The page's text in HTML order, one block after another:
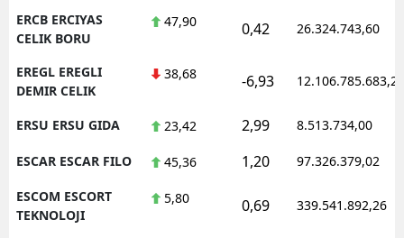
ERCB ERCIYAS
CELIK BORU
47,90 0,42 26.324.743,60
EREGL EREGLI
DEMIR CELIK
38,68 -6,93 12.106.785.683,20
ERSU ERSU GIDA 23,42 2,99 8.513.734,00
ESCAR ESCAR FILO 45,36 1,20 97.326.379,02
ESCOM ESCORT
TEKNOLOJI
5,80 0,69 339.541.892,26